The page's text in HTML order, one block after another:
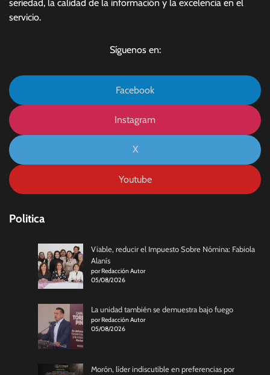
seriedad, la calidad de la información y la excelencia en el
servicio.
Síguenos en:
Facebook
Instagram
X
Youtube
Politica
Viable, reducir el Impuesto Sobre Nómina: Fabiola
Alanís
por Redacción Autor
05/08/2026
La unidad también se demuestra bajo fuego
por Redacción Autor
05/08/2026
Morón, líder indiscutible en preferencias por